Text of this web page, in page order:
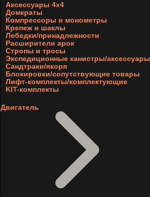
Аксессуары 4х4
Домкраты
Компрессоры и монометры
Крепеж и шаклы
Лебедки/принадлежности
Расширители арок
Стропы и тросы
Экспедиционные канистры/аксессуары
Сандтраки/якоря
Блокировки/сопутствующие товары
Лифт-комплекты/комплектующие
KIT-комплекты
Двигатель